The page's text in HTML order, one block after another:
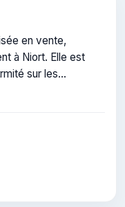
en vente,
à Niort. Elle est
sur les